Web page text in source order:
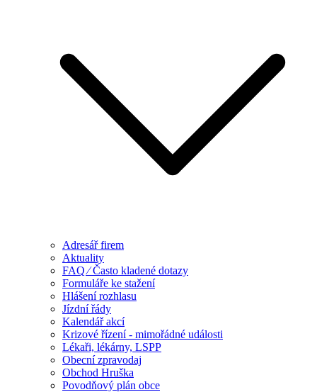
Adresář firem
Aktuality
FAQ ⁄ Často kladené dotazy
Formuláře ke stažení
Hlášení rozhlasu
Jízdní řády
Kalendář akcí
Krizové řízení - mimořádné události
Lékaři, lékárny, LSPP
Obecní zpravodaj
Obchod Hruška
Povodňový plán obce